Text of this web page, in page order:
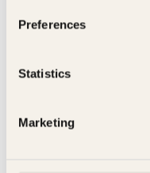
Preferences
Statistics
Marketing